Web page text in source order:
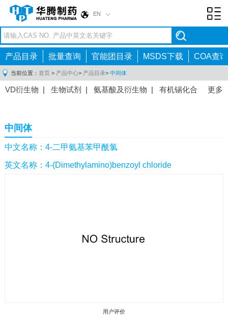
EN
产品目录 批量查询 官能团目录 MSDS下载 COA查询
当前位置： 首页 > 产品中心> 产品目录> 中间体
更多
VD衍生物 | 生物试剂 | 氨基酸及衍生物 | 有机锡化合
间体|
感染药物中间体
体 |抗精神病药物中间体 |抗炎药物中间体
药中间体|其他原料药中间体|
中间体
中文名称：4-二甲氨基苯甲酰氯
英文名称：4-(Dimethylamino)benzoyl chloride
用户评价